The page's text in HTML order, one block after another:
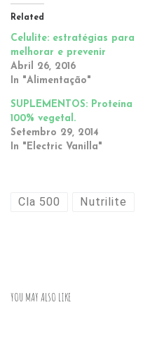
Related
Celulite: estratégias para
melhorar e prevenir
Abril 26, 2016
In "Alimentação"
SUPLEMENTOS: Proteína
100% vegetal.
Setembro 29, 2014
In "Electric Vanilla"
Cla 500 Nutrilite
YOU MAY ALSO LIKE